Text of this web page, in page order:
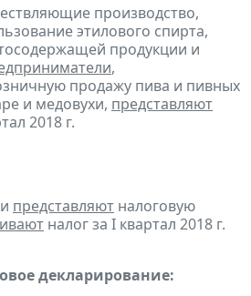
производство,
этилового спирта,
продукции и
,
продажу пива и пивных
и медовухи, представляют
2018 г.
представляют налоговую
налог за I квартал 2018 г.
декларирование: